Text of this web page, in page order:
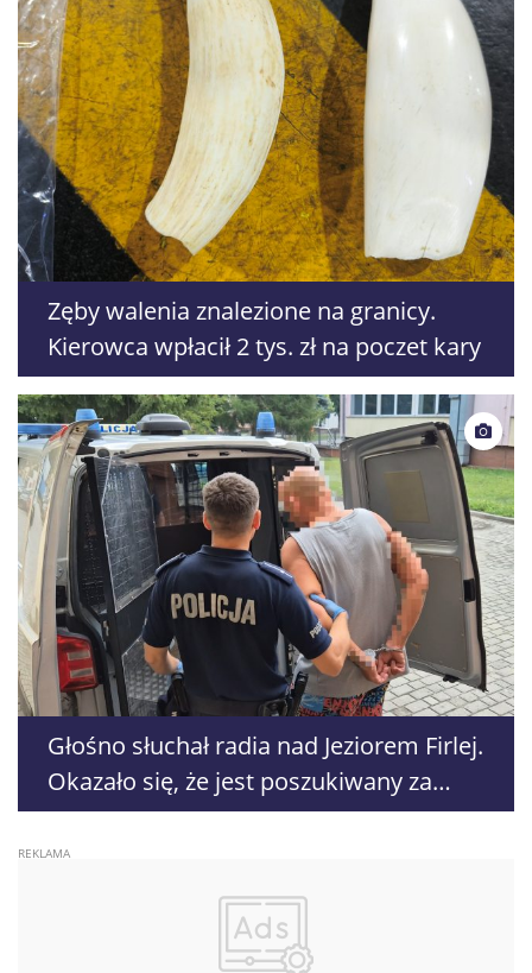
Zęby walenia znalezione na granicy.
Kierowca wpłacił 2 tys. zł na poczet kary
Głośno słuchał radia nad Jeziorem Firlej.
Okazało się, że jest poszukiwany za
rozbój